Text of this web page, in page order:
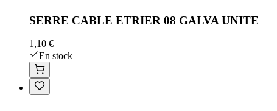
SERRE CABLE ETRIER 08 GALVA UNITE
1,10 €
En stock